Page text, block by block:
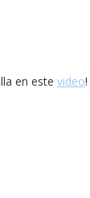
en este video!